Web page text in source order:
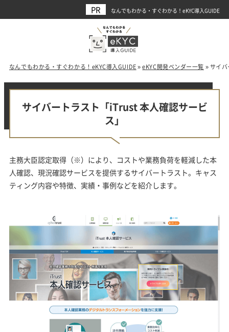
なんでもわかる・すぐわかる！eKYC導入GUIDE
なんでもわかる・すぐわかる！eKYC導入GUIDE»eKYC開発ベンダー一覧 »サイ
サイバートラスト「iTrust 本人確認サービ
ス」
主務大臣認定取得（※）により、コストや業務負荷を軽減した本
人確認、現況確認サービスを提供するサイバートラスト。キャス
ティング内容や特徴、実績・事例などを紹介します。